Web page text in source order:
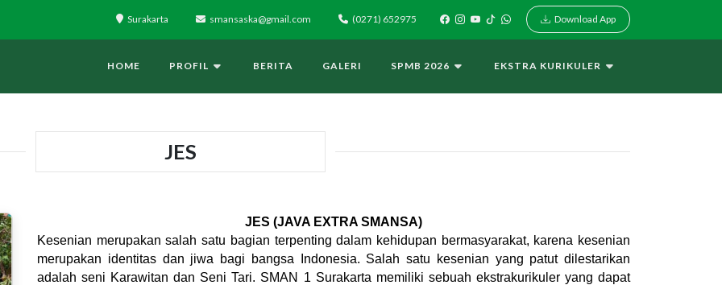
Surakarta smansaska@gmail.com (0271) 652975 Download App
HOME PROFIL BERITA GALERI SPMB 2026 EKSTRA KURIKULER
JES
JES (JAVA EXTRA SMANSA)
Kesenian merupakan salah satu bagian terpenting dalam kehidupan bermasyarakat, karena kesenian
merupakan identitas dan jiwa bagi bangsa Indonesia. Salah satu kesenian yang patut dilestarikan
adalah seni Karawitan dan Seni Tari. SMAN 1 Surakarta memiliki sebuah ekstrakurikuler yang dapat